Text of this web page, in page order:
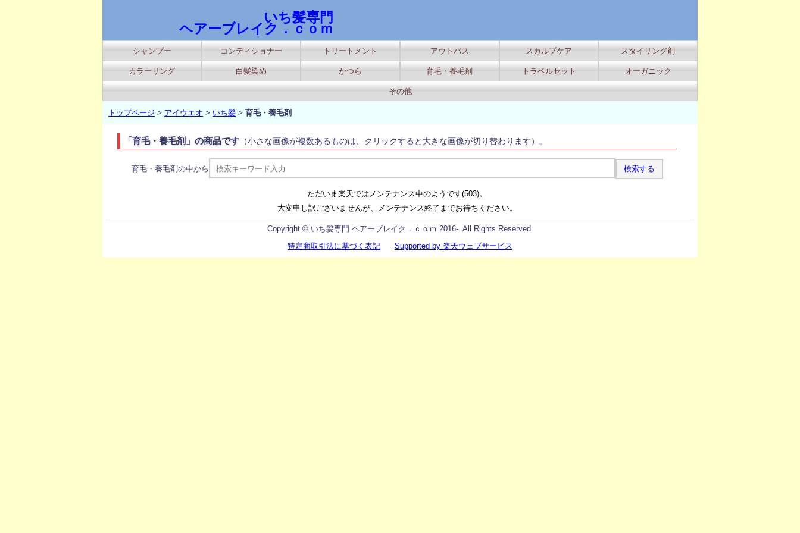
いち髪専門
ヘアーブレイク．ｃｏｍ
「育毛・養毛剤」の商品です （小さな画像が複数あるものは、クリックすると大きな画像が切り替わります）。
育毛・養毛剤の中から
ただいま楽天ではメンテナンス中のようです(503)。
大変申し訳ございませんが、メンテナンス終了までお待ちください。
トップページ > アイウエオ > いち髪 > 育毛・養毛剤
シャンプー コンディショナー トリートメント アウトバス スカルプケア スタイリング剤
カラーリング 白髪染め かつら 育毛・養毛剤 トラベルセット オーガニック
その他
Copyright © いち髪専門 ヘアーブレイク．ｃｏｍ 2016-. All Rights Reserved.
特定商取引法に基づく表記
Supported by 楽天ウェブサービス